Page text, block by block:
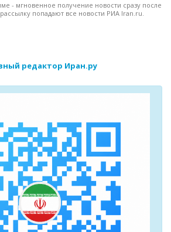
- мгновенное получение новости сразу после
попадают все новости РИА Iran.ru.
редактор Иран.ру